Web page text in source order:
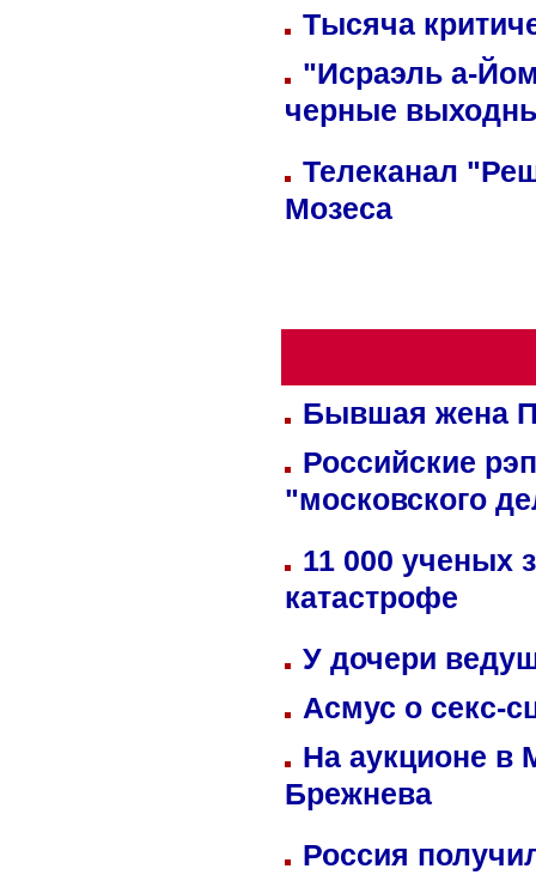
Тысяча
"Исраэль а-
черные
Телеканал
Мозеса
Бывшая жена
Российские
"московского
11 000 ученых
катастрофе
У дочери
Асмус о секс-
На аукционе в
Брежнева
Россия